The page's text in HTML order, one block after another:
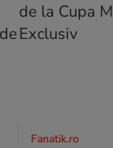
Fanatik.ro